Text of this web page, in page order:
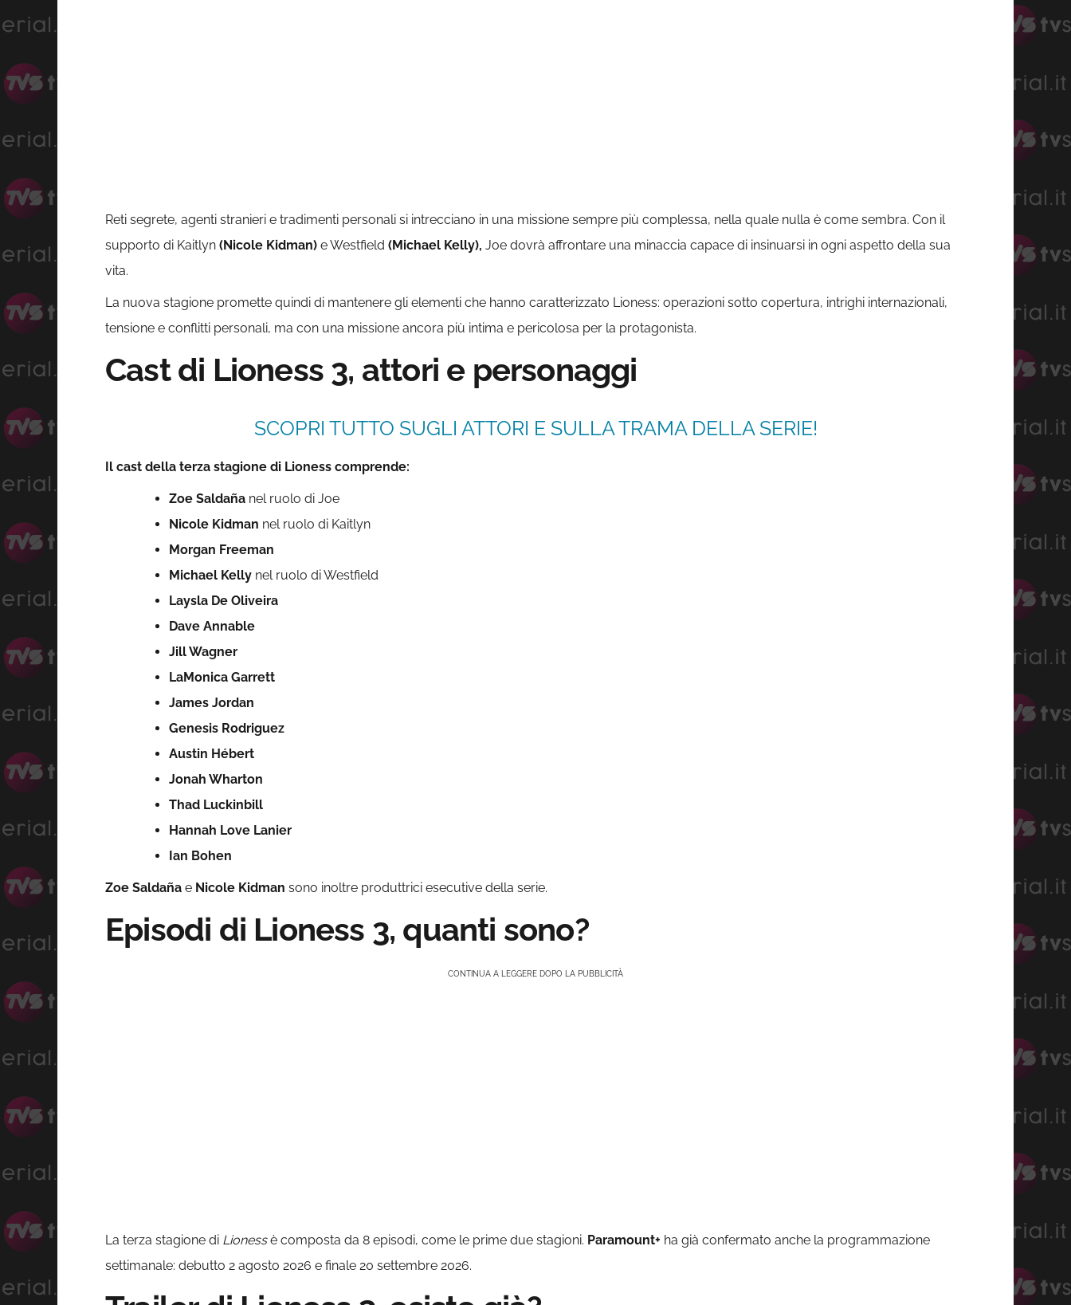
Reti segrete, agenti stranieri e tradimenti personali si intrecciano in una missione sempre più complessa, nella quale nulla è come sembra. Con il
supporto di Kaitlyn (Nicole Kidman) e Westfield (Michael Kelly), Joe dovrà affrontare una minaccia capace di insinuarsi in ogni aspetto della sua
vita.
La nuova stagione promette quindi di mantenere gli elementi che hanno caratterizzato Lioness: operazioni sotto copertura, intrighi internazionali,
tensione e conflitti personali, ma con una missione ancora più intima e pericolosa per la protagonista.
Cast di Lioness 3, attori e personaggi
SCOPRI TUTTO SUGLI ATTORI E SULLA TRAMA DELLA SERIE!
Il cast della terza stagione di Lioness comprende:
Zoe Saldaña nel ruolo di Joe
Nicole Kidman nel ruolo di Kaitlyn
Morgan Freeman
Michael Kelly nel ruolo di Westfield
Laysla De Oliveira
Dave Annable
Jill Wagner
LaMonica Garrett
James Jordan
Genesis Rodriguez
Austin Hébert
Jonah Wharton
Thad Luckinbill
Hannah Love Lanier
Ian Bohen
Zoe Saldaña e Nicole Kidman sono inoltre produttrici esecutive della serie.
Episodi di Lioness 3, quanti sono?
CONTINUA A LEGGERE DOPO LA PUBBLICITÀ
La terza stagione di Lionessè composta da 8 episodi, come le prime due stagioni. Paramount+ ha già confermato anche la programmazione
settimanale: debutto 2 agosto 2026 e finale 20 settembre 2026.